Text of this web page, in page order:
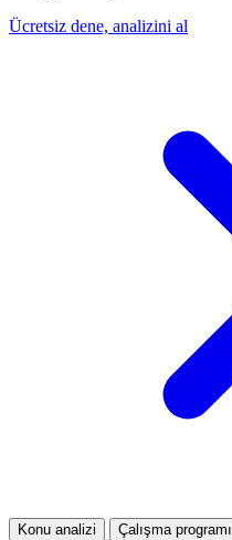
Ücretsiz dene, analizini al
Konu analizi Çalışma programı